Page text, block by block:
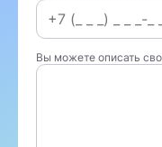
Вы можете описать